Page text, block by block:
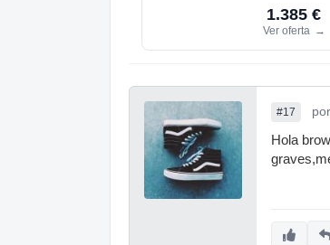
1.385 €
Ver oferta →
#17 por
Hola